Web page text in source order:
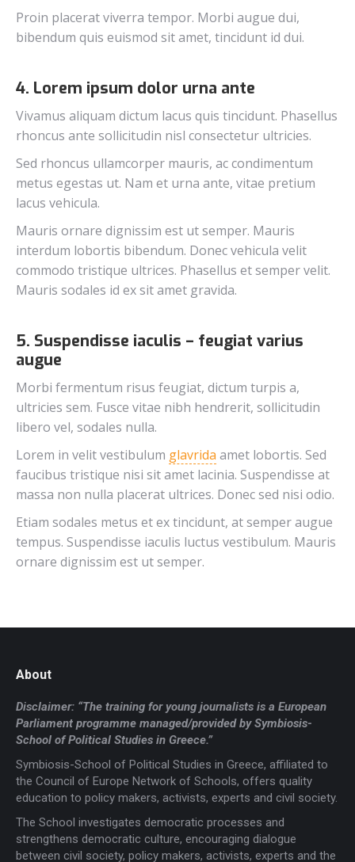
Proin placerat viverra tempor. Morbi augue dui,
bibendum quis euismod sit amet, tincidunt id dui.
4. Lorem ipsum dolor urna ante
Vivamus aliquam dictum lacus quis tincidunt. Phasellus
rhoncus ante sollicitudin nisl consectetur ultricies.
Sed rhoncus ullamcorper mauris, ac condimentum
metus egestas ut. Nam et urna ante, vitae pretium
lacus vehicula.
Mauris ornare dignissim est ut semper. Mauris
interdum lobortis bibendum. Donec vehicula velit
commodo tristique ultrices. Phasellus et semper velit.
Mauris sodales id ex sit amet gravida.
5. Suspendisse iaculis – feugiat varius
augue
Morbi fermentum risus feugiat, dictum turpis a,
ultricies sem. Fusce vitae nibh hendrerit, sollicitudin
libero vel, sodales nulla.
Lorem in velit vestibulum glavrida amet lobortis. Sed
faucibus tristique nisi sit amet lacinia. Suspendisse at
massa non nulla placerat ultrices. Donec sed nisi odio.
Etiam sodales metus et ex tincidunt, at semper augue
tempus. Suspendisse iaculis luctus vestibulum. Mauris
ornare dignissim est ut semper.
About
Disclaimer: “The training for young journalists is a European
Parliament programme managed/provided by Symbiosis-
School of Political Studies in Greece.”
Symbiosis-School of Political Studies in Greece, affiliated to
the Council of Europe Network of Schools, offers quality
education to policy makers, activists, experts and civil society.
The School investigates democratic processes and
strengthens democratic culture, encouraging dialogue
between civil society, policy makers, activists, experts and the